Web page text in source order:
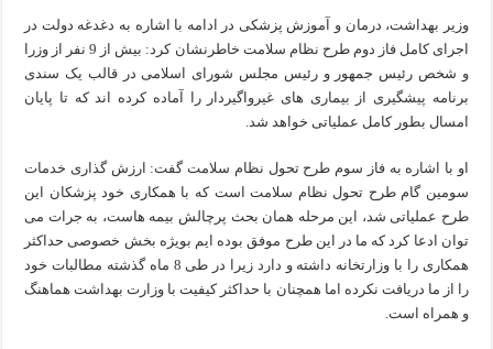
وزیر بهداشت، درمان و آموزش پزشکی در ادامه با اشاره به دغدغه دولت در
اجرای کامل فاز دوم طرح نظام سلامت خاطرنشان کرد: بیش از 9 نفر از وزرا
و شخص رئیس جمهور و رئیس مجلس شورای اسلامی در قالب یک سندی
برنامه پیشگیری از بیماری های غیرواگیردار را آماده کرده اند که تا پایان
امسال بطور کامل عملیاتی خواهد شد.
او با اشاره به فاز سوم طرح تحول نظام سلامت گفت: ارزش گذاری خدمات
سومین گام طرح تحول نظام سلامت است که با همکاری خود پزشکان این
طرح عملیاتی شد، این مرحله همان بحث پرچالش بیمه هاست، به جرات می
توان ادعا کرد که ما در این طرح موفق بوده ایم بویژه بخش خصوصی حداکثر
همکاری را با وزارتخانه داشته و دارد زیرا در طی 8 ماه گذشته مطالبات خود
را از ما دریافت نکرده اما همچنان با حداکثر کیفیت با وزارت بهداشت هماهنگ
و همراه است.